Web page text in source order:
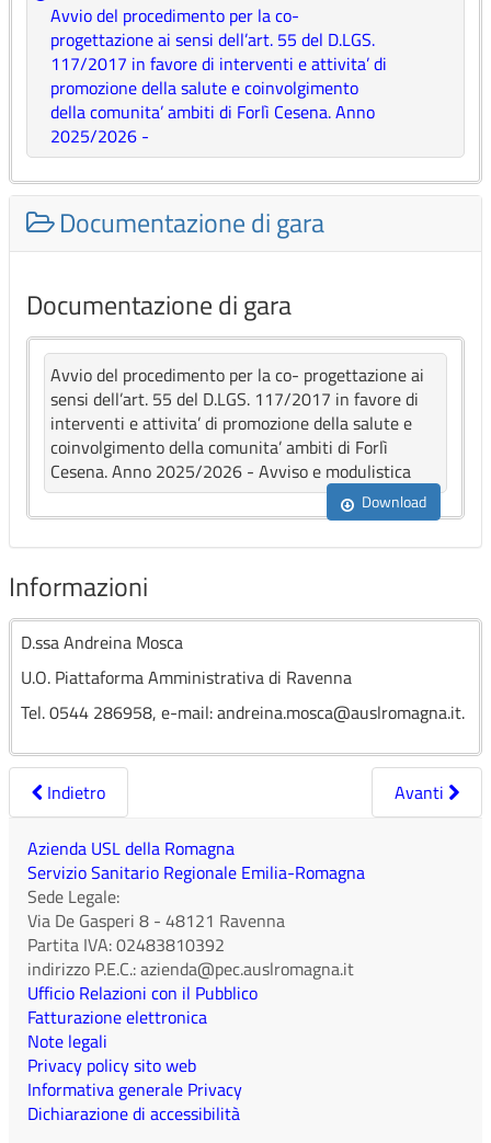
Avvio del procedimento per la co-
progettazione ai sensi dell’art. 55 del D.LGS.
117/2017 in favore di interventi e attivita’ di
promozione della salute e coinvolgimento
della comunita’ ambiti di Forlì Cesena. Anno
2025/2026 -
Documentazione di gara
Documentazione di gara
Avvio del procedimento per la co- progettazione ai
sensi dell’art. 55 del D.LGS. 117/2017 in favore di
interventi e attivita’ di promozione della salute e
coinvolgimento della comunita’ ambiti di Forlì
Cesena. Anno 2025/2026 - Avviso e modulistica
Download
Informazioni
D.ssa Andreina Mosca
U.O. Piattaforma Amministrativa di Ravenna
Tel. 0544 286958, e-mail: andreina.mosca@auslromagna.it.
Indietro Avanti
Azienda USL della Romagna
Servizio Sanitario Regionale Emilia-Romagna
Sede Legale:
Via De Gasperi 8 - 48121 Ravenna
Partita IVA:02483810392
indirizzo P.E.C.:azienda@pec.auslromagna.it
Ufficio Relazioni con il Pubblico
Fatturazione elettronica
Note legali
Privacy policy sito web
Informativa generale Privacy
Dichiarazione di accessibilità